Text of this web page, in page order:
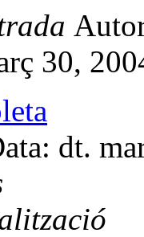
30,
dt.